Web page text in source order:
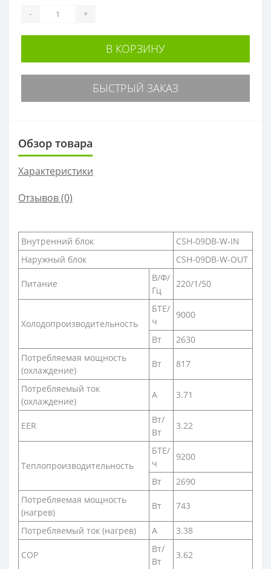
- +
В КОРЗИНУ
БЫСТРЫЙ ЗАКАЗ
Обзор товара
Характеристики
Отзывов (0)
Внутренний блок
CSH-09DB-W-IN
Наружный блок
CSH-09DB-W-OUT
Питание
В/Ф/
Гц
220/1/50
Холодопроизводительность
БТЕ/
ч
9000
Вт
2630
Потребляемая мощность
(охлаждение)
Вт 817
Потребляемый ток
(охлаждение)
А 3.71
EER
Вт/
Вт
3.22
Теплопроизводительность
БТЕ/
ч
9200
Вт
2690
Потребляемая мощность
(нагрев)
Вт 743
Потребляемый ток (нагрев) А 3.38
COP
Вт/
Вт
3.62